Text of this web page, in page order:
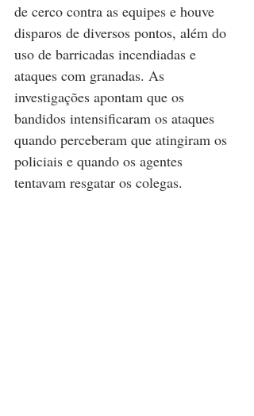
de cerco contra as equipes e houve
disparos de diversos pontos, além do
uso de barricadas incendiadas e
ataques com granadas. As
investigações apontam que os
bandidos intensificaram os ataques
quando perceberam que atingiram os
policiais e quando os agentes
tentavam resgatar os colegas.